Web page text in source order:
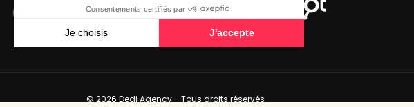
© 2026 Dedi Agency - Tous droits réservés
Consentements certifiés par
Je choisis J'accepte